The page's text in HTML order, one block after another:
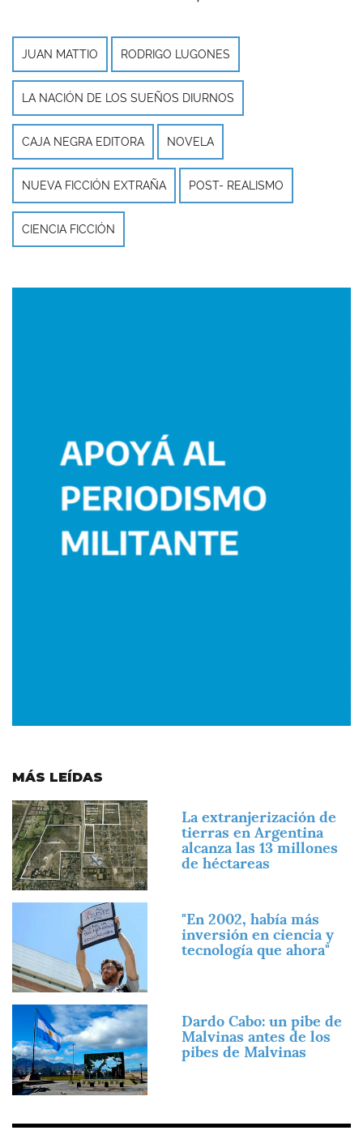
JUAN MATTIO RODRIGO LUGONES
LA NACIÓN DE LOS SUEÑOS DIURNOS
CAJA NEGRA EDITORA NOVELA
NUEVA FICCIÓN EXTRAÑA POST- REALISMO
CIENCIA FICCIÓN
MÁS LEÍDAS
Imagen
La extranjerización de
tierras en Argentina
alcanza las 13 millones
de héctareas
"En 2002, había más
inversión en ciencia y
tecnología que ahora"
Imagen
Dardo Cabo: un pibe de
Malvinas antes de los
pibes de Malvinas